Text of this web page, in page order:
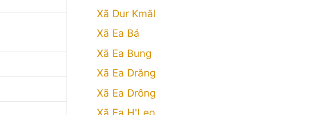
Xã Dur Kmăl
Xã Ea Bá
Xã Ea Bung
Xã Ea Drăng
Xã Ea Drông
Xã Ea H'Leo